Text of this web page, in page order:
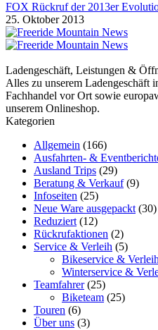
FOX Rückruf der 2013er
25. Oktober 2013
Ladengeschäft, Leistungen &
Alles zu unserem Ladengeschäft
Fachhandel vor Ort sowie
unserem Onlineshop.
Kategorien
Allgemein (166)
Ausfahrten- &
Ausland Trips (29)
Beratung & Verkauf(9)
Infoseiten (25)
Neue Ware ausgepackt (30)
Reduziert (12)
Rückrufaktionen (2)
Service & Verleih (5)
Bikeservice & Verleih
Winterservice &
Teamfahrer(25)
Biketeam (25)
Touren (6)
Über uns (3)